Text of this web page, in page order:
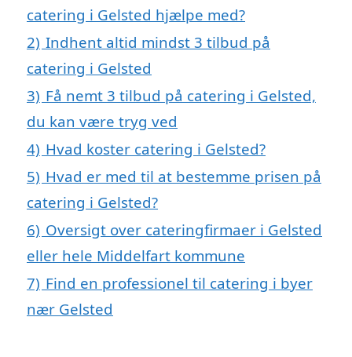
catering i Gelsted hjælpe med?
2) Indhent altid mindst 3 tilbud på
catering i Gelsted
3) Få nemt 3 tilbud på catering i Gelsted,
du kan være tryg ved
4) Hvad koster catering i Gelsted?
5) Hvad er med til at bestemme prisen på
catering i Gelsted?
6) Oversigt over cateringfirmaer i Gelsted
eller hele Middelfart kommune
7) Find en professionel til catering i byer
nær Gelsted